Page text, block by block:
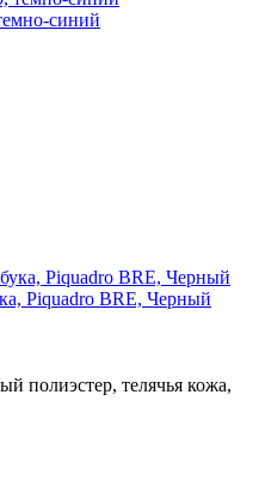
синий
Piquadro BRE, Черный
полиэстер, телячья кожа,